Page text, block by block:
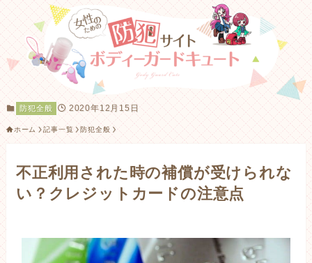
防犯全般 2020年12月15日
ホーム 記事一覧 防犯全般
不正利用された時の補償が受けられな
い？クレジットカードの注意点